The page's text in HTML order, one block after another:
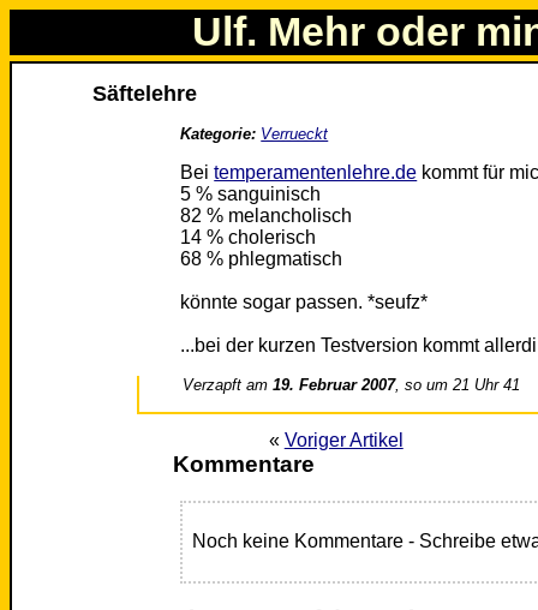
Ulf. Mehr oder
Säftelehre
Kategorie: Verrueckt
Beitemperamentenlehre.de kommt für
5 % sanguinisch
82 % melancholisch
14 % cholerisch
68 % phlegmatisch
könnte sogar passen. *seufz*
...bei der kurzen Testversion kommt
Verzapft am19. Februar 2007, so um 21 Uhr 41
« Voriger Artikel
Kommentare
Noch keine Kommentare - Schreibe